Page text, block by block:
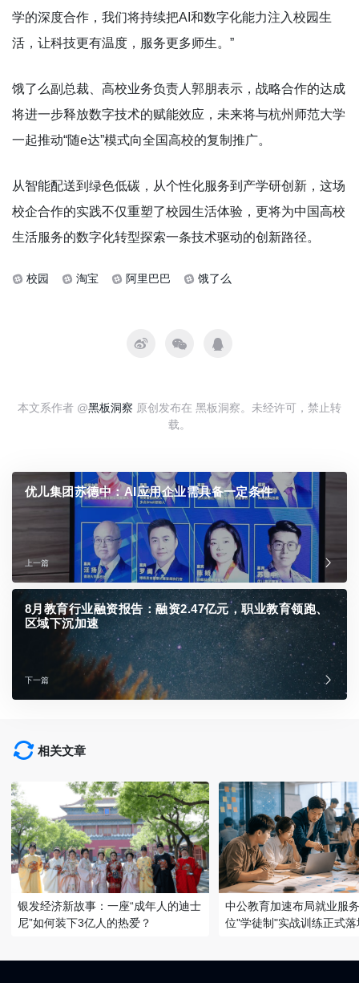
学的深度合作，我们将持续把AI和数字化能力注入校园生
活，让科技更有温度，服务更多师生。”
饿了么副总裁、高校业务负责人郭朋表示，战略合作的达成
将进一步释放数字技术的赋能效应，未来将与杭州师范大学
一起推动“随e达”模式向全国高校的复制推广。
从智能配送到绿色低碳，从个性化服务到产学研创新，这场
校企合作的实践不仅重塑了校园生活体验，更将为中国高校
生活服务的数字化转型探索一条技术驱动的创新路径。
校园 淘宝 阿里巴巴 饿了么
本文系作者 @黑板洞察 原创发布在 黑板洞察。未经许可，禁止转
载。
优儿集团苏德中：AI应用企业需具备一定条件
上一篇
8月教育行业融资报告：融资2.47亿元，职业教育领跑、
区域下沉加速
下一篇
相关文章
银发经济新故事：一座“成年人的迪士
尼”如何装下3亿人的热爱？
中公教育加速布局就业服
位"学徒制"实战训练正式落